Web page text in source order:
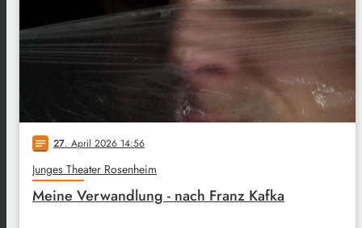
notes 27. April 2026 14:56
Junges Theater Rosenheim
Meine Verwandlung - nach Franz Kafka